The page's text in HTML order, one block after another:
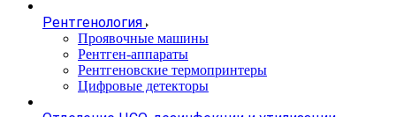
Рентгенология
Проявочные машины
Рентген-аппараты
Рентгеновские термопринтеры
Цифровые детекторы